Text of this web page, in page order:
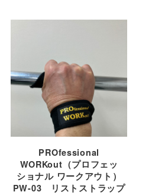
PROfessional
WORKout（プロフェッ
ショナル ワークアウト）
PW-03 リストストラップ